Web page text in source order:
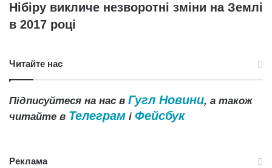
Нібіру викличе незворотні зміни на Землі
в 2017 році
Читайте нас
Підписуйтеся на нас в Гугл Новини, а також
читайте в Телеграм і Фейсбук
Реклама